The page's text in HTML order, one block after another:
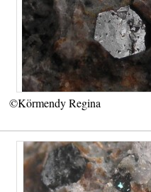
©Körmendy Regina